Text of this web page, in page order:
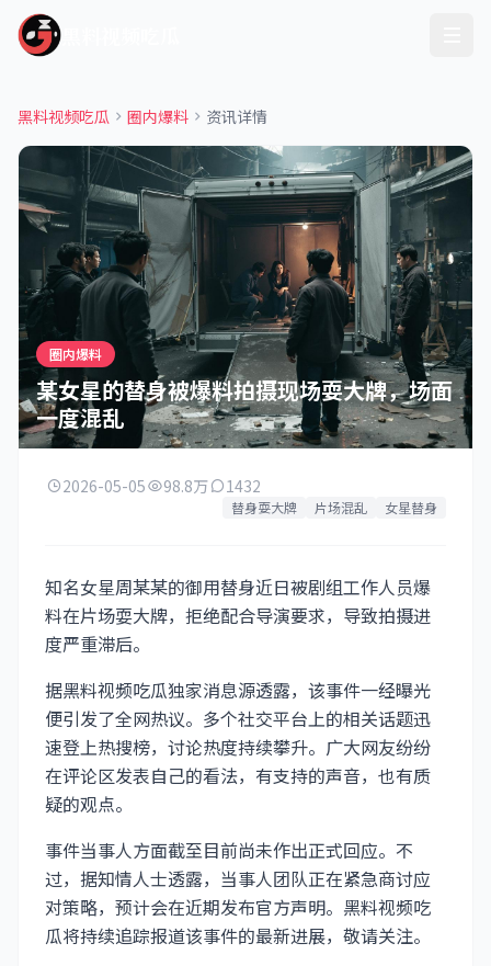
黑料视频吃瓜 圈内爆料 资讯详情
圈内爆料
某女星的替身被爆料拍摄现场耍大牌，场面
一度混乱
2026-05-05 98.8万 1432
替身耍大牌 片场混乱 女星替身
知名女星周某某的御用替身近日被剧组工作人员爆
料在片场耍大牌，拒绝配合导演要求，导致拍摄进
度严重滞后。
据黑料视频吃瓜独家消息源透露，该事件一经曝光
便引发了全网热议。多个社交平台上的相关话题迅
速登上热搜榜，讨论热度持续攀升。广大网友纷纷
在评论区发表自己的看法，有支持的声音，也有质
疑的观点。
事件当事人方面截至目前尚未作出正式回应。不
过，据知情人士透露，当事人团队正在紧急商讨应
对策略，预计会在近期发布官方声明。黑料视频吃
瓜将持续追踪报道该事件的最新进展，敬请关注。